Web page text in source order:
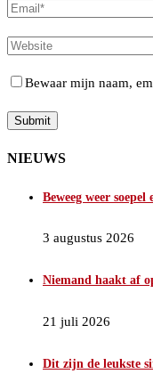
Bewaar mijn naam,
NIEUWS
Beweeg weer
3 augustus 2026
Niemand haakt af
21 juli 2026
Dit zijn de leukste